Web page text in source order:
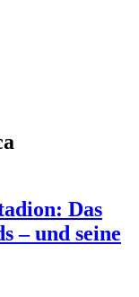
Das
– und seine